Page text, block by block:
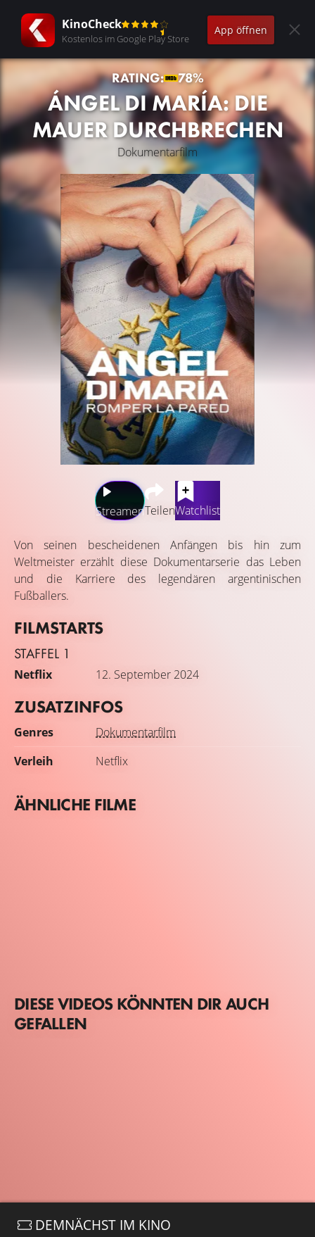
KinoCheck
Kostenlos im Google Play Store
App öffnen
RATING: 78%
ÁNGEL DI MARÍA: DIE
MAUER DURCHBRECHEN
Dokumentarfilm
StreamenTeilenWatchlist
Von seinen bescheidenen Anfängen bis hin zum
Weltmeister erzählt diese Dokumentarserie das Leben
und die Karriere des legendären argentinischen
Fußballers.
FILMSTARTS
STAFFEL 1
Netflix 12. September 2024
ZUSATZINFOS
Genres
Dokumentarfilm
Verleih
Netflix
ÄHNLICHE FILME
DIESE VIDEOS KÖNNTEN DIR AUCH
GEFALLEN
DEMNÄCHST IM KINO